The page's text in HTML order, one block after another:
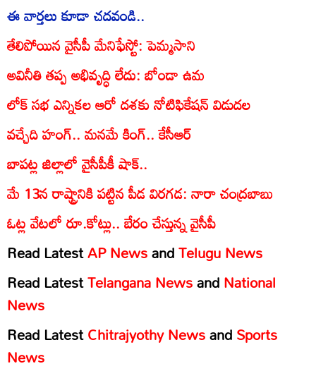
ఈ వార్తలు కూడా చదవండి..
తేలిపోయిన వైసీపీ మేనిఫేస్టో: పెమ్మసాని
అవినీతి తప్ప అభివృద్ధి లేదు: బోండా ఉమ
లోక్ సభ ఎన్నికల ఆరో దశకు నోటిఫికేషన్ విడుదల
వచ్చేది హంగ్.. మనమే కింగ్.. కేసీఆర్
బాపట్ల జిల్లాలో వైసీపీకీ షాక్..
మే 13న రాష్ట్రానికి పట్టిన పీడ విరగడ: నారా చంద్రబాబు
ఓట్ల వేటలో రూ.కోట్లు.. బేరం చేస్తున్న వైసీపీ
Read LatestAP NewsandTelugu News
Read LatestTelangana NewsandNational
News
Read LatestChitrajyothy NewsandSports
News